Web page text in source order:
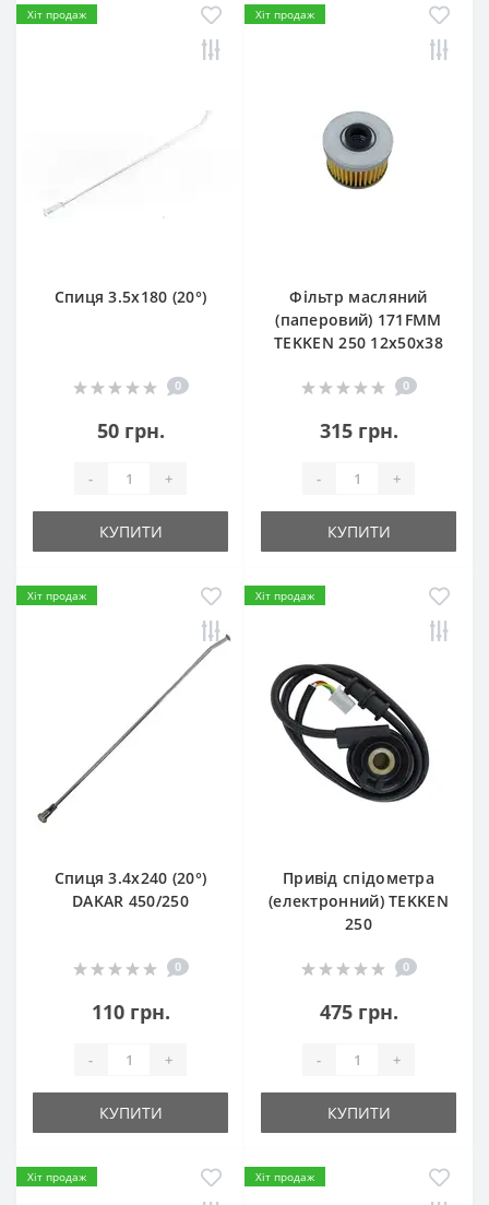
Хіт продаж
Спиця 3.5х180 (20°)
0
50 грн.
- +
КУПИТИ
Хіт продаж
Фільтр масляний
(паперовий) 171FMM
TEKKEN 250 12х50х38
0
315 грн.
- +
КУПИТИ
Хіт продаж
Спиця 3.4х240 (20°)
DAKAR 450/250
0
110 грн.
- +
КУПИТИ
Хіт продаж
Привід спідометра
(електронний) TEKKEN
250
0
475 грн.
- +
КУПИТИ
Хіт продаж Хіт продаж